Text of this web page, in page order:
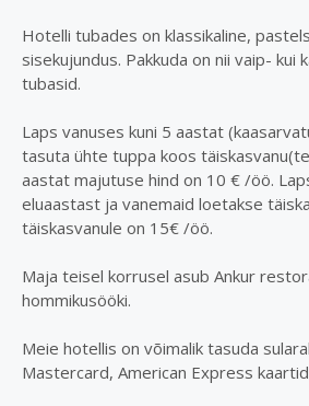
Hotelli tubades on klassikaline,
sisekujundus. Pakkuda on nii vaip- kui
tubasid.
Laps vanuses kuni 5 aastat
tasuta ühte tuppa koos
aastat majutuse hind on 10 € /öö.
eluaastast ja vanemaid loetakse
täiskasvanule on 15€ /öö.
Maja teisel korrusel asub Ankur
hommikusööki.
Meie hotellis on võimalik tasuda
Mastercard, American Express